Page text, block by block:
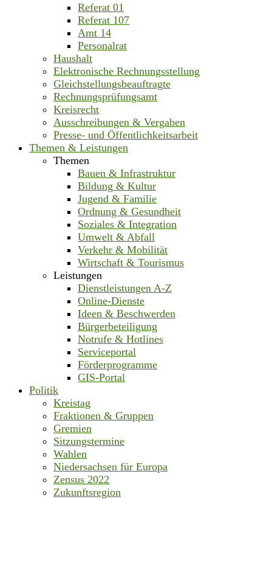
Referat 01
Referat 107
Amt 14
Personalrat
Haushalt
Elektronische Rechnungsstellung
Gleichstellungsbeauftragte
Rechnungsprüfungsamt
Kreisrecht
Ausschreibungen & Vergaben
Presse- und Öffentlichkeitsarbeit
Themen & Leistungen
Themen
Bauen & Infrastruktur
Bildung & Kultur
Jugend & Familie
Ordnung & Gesundheit
Soziales & Integration
Umwelt & Abfall
Verkehr & Mobilität
Wirtschaft & Tourismus
Leistungen
Dienstleistungen A-Z
Online-Dienste
Ideen & Beschwerden
Bürgerbeteiligung
Notrufe & Hotlines
Serviceportal
Förderprogramme
GIS-Portal
Politik
Kreistag
Fraktionen & Gruppen
Gremien
Sitzungstermine
Wahlen
Niedersachsen für Europa
Zensus 2022
Zukunftsregion